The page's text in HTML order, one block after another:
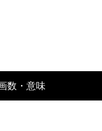
数・意味